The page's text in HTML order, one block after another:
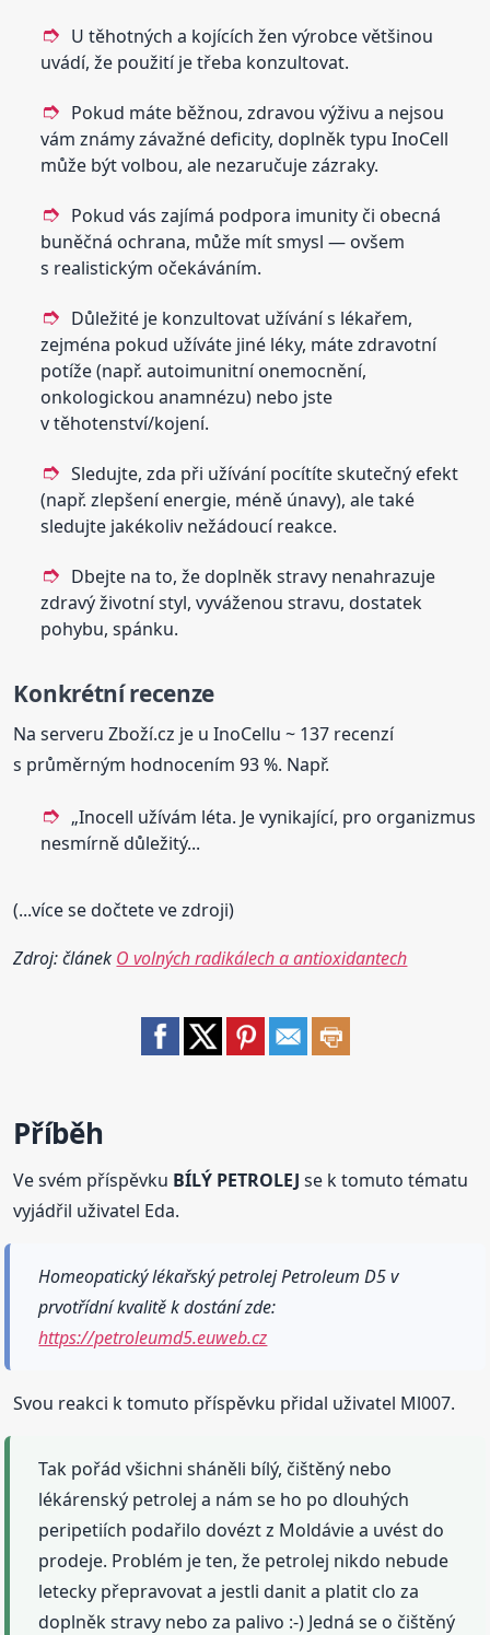
U těhotných a kojících žen výrobce většinou
uvádí, že použití je třeba konzultovat.
Pokud máte běžnou, zdravou výživu a nejsou
vám známy závažné deficity, doplněk typu InoCell
může být volbou, ale nezaručuje zázraky.
Pokud vás zajímá podpora imunity či obecná
buněčná ochrana, může mít smysl — ovšem
s realistickým očekáváním.
Důležité je konzultovat užívání s lékařem,
zejména pokud užíváte jiné léky, máte zdravotní
potíže (např. autoimunitní onemocnění,
onkologickou anamnézu) nebo jste
v těhotenství/kojení.
Sledujte, zda při užívání pocítíte skutečný efekt
(např. zlepšení energie, méně únavy), ale také
sledujte jakékoliv nežádoucí reakce.
Dbejte na to, že doplněk stravy nenahrazuje
zdravý životní styl, vyváženou stravu, dostatek
pohybu, spánku.
Konkrétnírecenze
Na serveru Zboží.cz je u InoCellu ~ 137 recenzí
s průměrným hodnocením 93 %. Např.
„Inocell užívám léta. Je vynikající, pro organizmus
nesmírně důležitý...
(...více se dočtete ve zdroji)
Zdroj: článek O volných radikálech a antioxidantech
Příběh
Ve svém příspěvku BÍLÝ PETROLEJ se k tomuto tématu
vyjádřil uživatel Eda.
Homeopatický lékařský petrolej Petroleum D5 v
prvotřídní kvalitě k dostání zde:
https://petroleumd5.euweb.cz
Svou reakci k tomuto příspěvku přidal uživatel Ml007.
Tak pořád všichni sháněli bílý, čištěný nebo
lékárenský petrolej a nám se ho po dlouhých
peripetiích podařilo dovézt z Moldávie a uvést do
prodeje. Problém je ten, že petrolej nikdo nebude
letecky přepravovat a jestli danit a platit clo za
doplněk stravy nebo za palivo :-) Jedná se o čištěný